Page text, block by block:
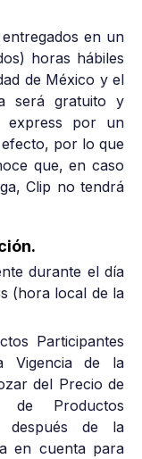
en un
horas hábiles
de México y el
será gratuito y
express por un
por lo que
que, en caso
Clip no tendrá
durante el día
(hora local de la
Participantes
Vigencia de la
del Precio de
de Productos
después de la
en cuenta para